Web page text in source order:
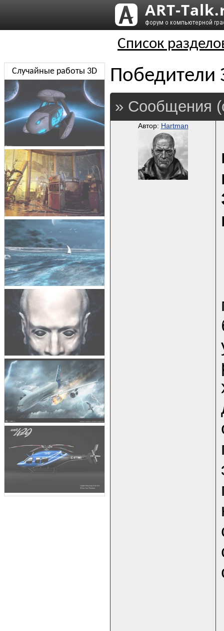
Список
Победители
» Сообщения
Автор: Hartman
Случайные работы 3D